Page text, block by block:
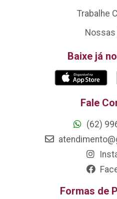
Trabalhe
Baixe já
Fale
(62)
Formas de